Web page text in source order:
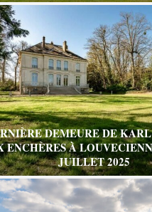
DEMEURE DE
ENCHÈRES À
JUILLET 2025